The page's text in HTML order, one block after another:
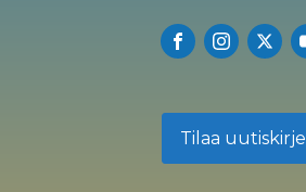
Tilaa uutiskirje